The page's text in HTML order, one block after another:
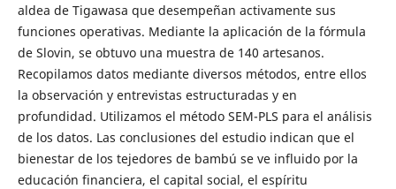
aldea de Tigawasa que desempeñan activamente sus
funciones operativas. Mediante la aplicación de la fórmula
de Slovin, se obtuvo una muestra de 140 artesanos.
Recopilamos datos mediante diversos métodos, entre ellos
la observación y entrevistas estructuradas y en
profundidad. Utilizamos el método SEM-PLS para el análisis
de los datos. Las conclusiones del estudio indican que el
bienestar de los tejedores de bambú se ve influido por la
educación financiera, el capital social, el espíritu